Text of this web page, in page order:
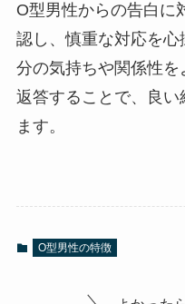
O型男性からの告白に
認し、慎重な対応を
分の気持ちや関係性
返答することで、良い
ます。
O型男性の特徴